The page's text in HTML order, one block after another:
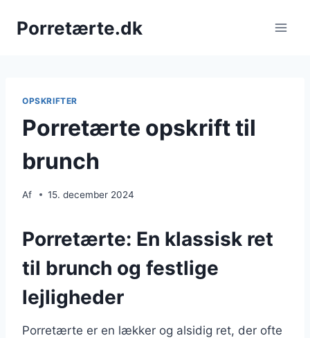
Porretærte.dk
OPSKRIFTER
Porretærte opskrift til
brunch
Af 15. december 2024
Porretærte: En klassisk ret
til brunch og festlige
lejligheder
Porretærte er en lækker og alsidig ret, der ofte